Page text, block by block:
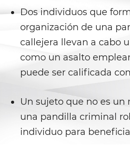
Drogas
Posesión de
Controlada
Posesión de
Controlada
Posesión de
Venta
Programa de
Previo al
Dos individuos que
organización de una
callejera llevan a cabo
como un asalto
puede ser calificada
Un sujeto que no es
una pandilla criminal
individuo para